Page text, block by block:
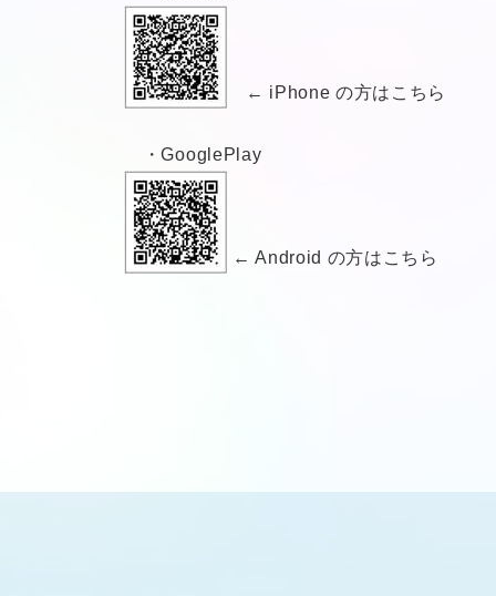
← iPhone の方はこちら
・GooglePlay
← Android の方はこちら